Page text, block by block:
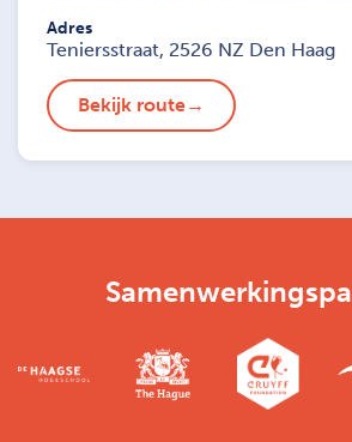
Adres
Teniersstraat, 2526 NZ Den Haag
Bekijk route